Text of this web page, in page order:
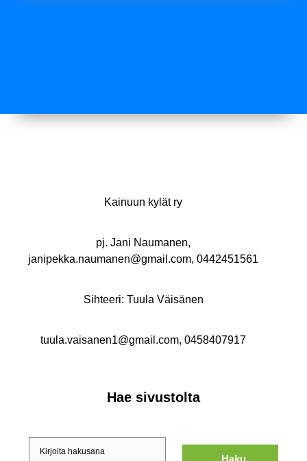
Kainuun kylät ry
pj. Jani Naumanen,
janipekka.naumanen@gmail.com, 0442451561
Sihteeri: Tuula Väisänen
tuula.vaisanen1@gmail.com, 0458407917
Hae sivustolta